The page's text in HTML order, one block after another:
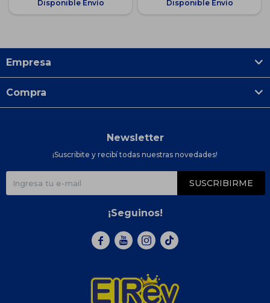
Disponible Envío
Disponible Envío
Empresa
Compra
Newsletter
¡Suscribite y recibí todas nuestras novedades!
SUSCRIBIRME
¡Seguinos!
  